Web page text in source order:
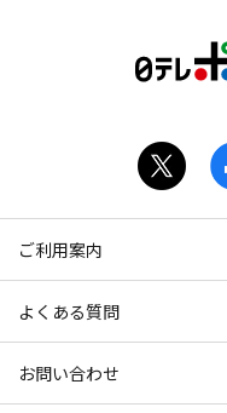
ご利用案内
よくある質問
お問い合わせ